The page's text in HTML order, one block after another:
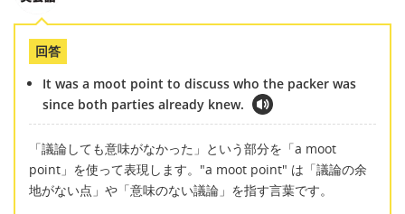
回答
It was a moot point to discuss who the packer was
since both parties already knew.
「議論しても意味がなかった」という部分を「a moot
point」を使って表現します。"a moot point" は「議論の余
地がない点」や「意味のない議論」を指す言葉です。